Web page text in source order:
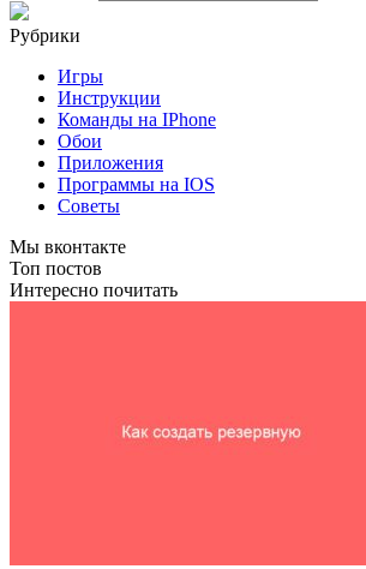
Рубрики
Игры
Инструкции
Команды на IPhone
Обои
Приложения
Программы на IOS
Советы
Мы вконтакте
Топ постов
Интересно почитать